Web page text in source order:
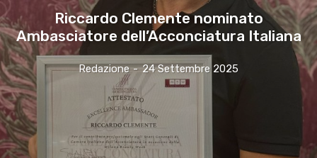
Riccardo Clemente nominato
Ambasciatore dell’Acconciatura Italiana
Redazione - 24 Settembre 2025